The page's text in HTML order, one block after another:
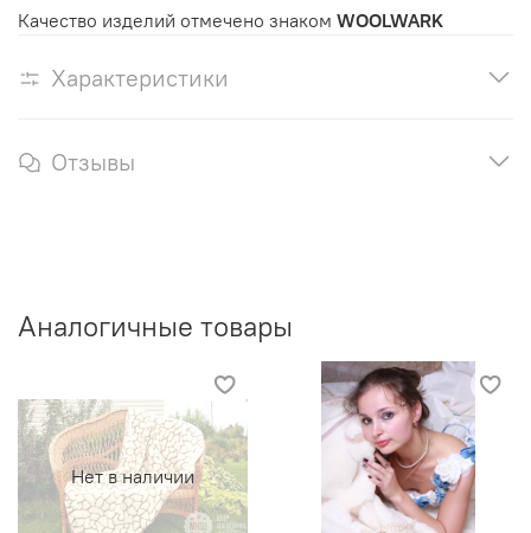
Качество изделий отмечено знаком WOOLWARK
Характеристики
Отзывы
Аналогичные товары
Нет в наличии